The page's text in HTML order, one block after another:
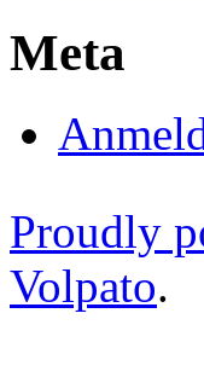
Meta
Proudly
Volpato.